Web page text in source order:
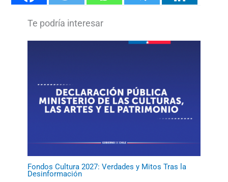
Fondos Cultura 2027: Verdades y Mitos Tras la
Desinformación